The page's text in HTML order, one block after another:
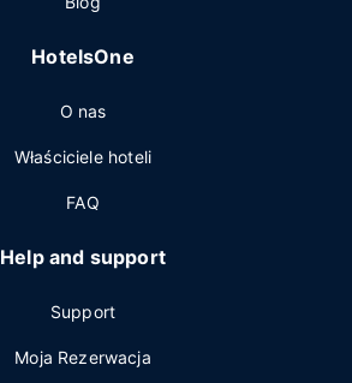
HotelsOne
O nas
Właściciele hoteli
FAQ
Help and support
Support
Moja Rezerwacja